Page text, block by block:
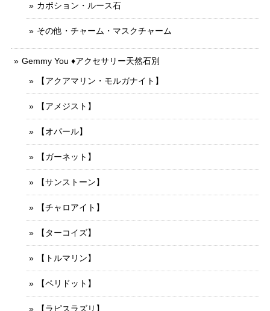
カボション・ルース石
その他・チャーム・マスクチャーム
Gemmy You ♦︎アクセサリー天然石別
【アクアマリン・モルガナイト】
【アメジスト】
【オパール】
【ガーネット】
【サンストーン】
【チャロアイト】
【ターコイズ】
【トルマリン】
【ペリドット】
【ラピスラズリ】